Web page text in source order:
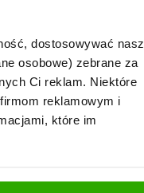
dostosowywać nasz
osobowe) zebrane za
Ci reklam. Niektóre
reklamowym i
które im